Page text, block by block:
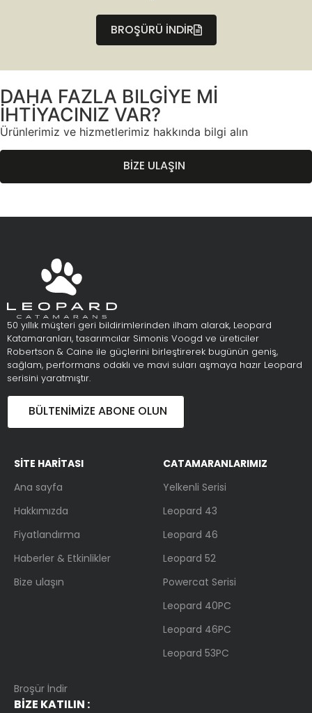
BROŞÜRÜ İNDİR
DAHA FAZLA BILGİYE Mİ
İHTİYACINIZ VAR?
Ürünlerimiz ve hizmetlerimiz hakkında bilgi alın
BİZE ULAŞIN
50 yıllık müşteri geri bildirimlerinden ilham alarak, Leopard
Katamaranları, tasarımcılar Simonis Voogd ve üreticiler
Robertson & Caine ile güçlerini birleştirerek bugünün geniş,
sağlam, performans odaklı ve mavi suları aşmaya hazır Leopard
serisini yaratmıştır.
BÜLTENIMIZE ABONE OLUN
SİTE HARİTASI
Ana sayfa
Hakkımızda
Fiyatlandırma
Haberler & Etkinlikler
Bize ulaşın
CATAMARANLARIMIZ
Yelkenli Serisi
Leopard 43
Leopard 46
Leopard 52
Powercat Serisi
Leopard 40PC
Leopard 46PC
Leopard 53PC
Broşür İndir
BIZE KATILIN :